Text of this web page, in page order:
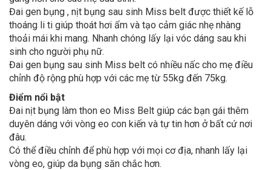
Đai gen bụng , nịt bụng sau sinh Miss belt được thiết kế lỗ
thoáng li ti giúp thoát hơi ẩm và tạo cảm giác nhẹ nhàng
thoải mái khi mang. Nhanh chóng lấy lại vóc dáng sau khi
sinh cho người phụ nữ.
Đai gen bụng sau sinh Miss belt có nhiều nấc cho mẹ điều
chỉnh độ rộng phù hợp với các mẹ từ 55kg đến 75kg.
Điểm nổi bật
Đai nịt bụng làm thon eo Miss Belt giúp các bạn gái thêm
duyên dáng với vòng eo con kiến và tự tin hơn ở bất cứ nơi
đâu.
Có thể điều chỉnh để phù hợp với mọi cơ địa, nhanh lấy lại
vòng eo, giúp da bụng săn chắc hơn.